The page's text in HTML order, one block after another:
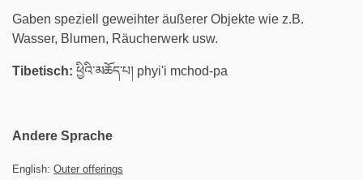
Gaben speziell geweihter äußerer Objekte wie z.B.
Wasser, Blumen, Räucherwerk usw.
Tibetisch: ཕྱིའི་མཆོད་པ། phyi'i mchod-pa
Andere Sprache
English: Outer offerings